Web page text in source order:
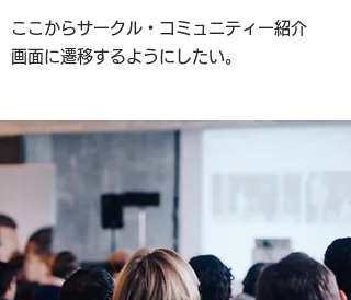
ここからサークル・コミュニティー紹介
画面に遷移するようにしたい。